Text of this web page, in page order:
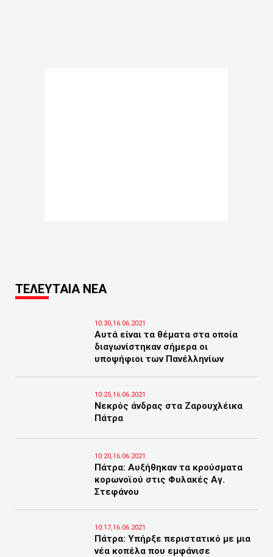
ΤΕΛΕΥΤΑΙΑ ΝΕΑ
10:30,16.06.2021
Αυτά είναι τα θέματα στα οποία
διαγωνίστηκαν σήμερα οι
υποψήφιοι των Πανέλληνίων
10:25,16.06.2021
Νεκρός άνδρας στα Ζαρουχλέικα
Πάτρα
10:20,16.06.2021
Πάτρα: Αυξήθηκαν τα κρούσματα
κορωνοϊού στις Φυλακές Αγ.
Στεφάνου
10:17,16.06.2021
Πάτρα: Υπήρξε περιστατικό με μια
νέα κοπέλα που εμφάνισε